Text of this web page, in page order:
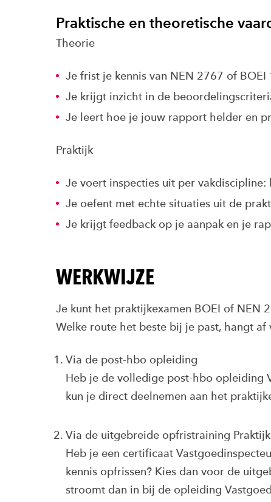
Praktische en theoretische
Theorie
Je frist je kennis van NEN 2767 of BOEI
Je krijgt inzicht in de
Je leert hoe je jouw rapport helder en
Praktijk
Je voert inspecties uit per
Je oefent met echte situaties uit de
Je krijgt feedback op je aanpak en je
WERKWIJZE
Je kunt het praktijkexamen BOEI of NEN
Welke route het beste bij je past, hangt
Via de post-hbo opleiding
Heb je de volledige post-hbo opleiding
kun je direct deelnemen aan het
Via de uitgebreide opfristraining
Heb je een certificaat
kennis opfrissen? Kies dan voor de
stroomt dan in bij de opleiding